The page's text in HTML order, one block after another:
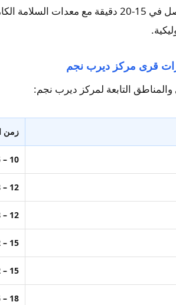
الشرقية. فريقنا يصل في 15-20 دقيقة مع
قرى مركز ديرب نجم
التابعة لمركز ديرب نجم:
زمن
10 – 15 دقيقة
12 – 18 دقيقة
12 – 18 دقيقة
15 – 22 دقيقة
15 – 22 دقيقة
18 – 25 دقيقة